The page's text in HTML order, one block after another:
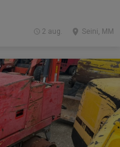
Seini, MM
2 aug.